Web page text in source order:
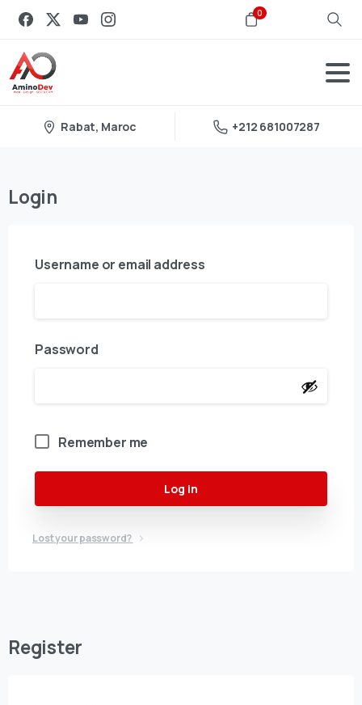
0
Rabat, Maroc +212 681007287
Login
Username or email address
Password
Remember me
Log in
Lost your password?
Register